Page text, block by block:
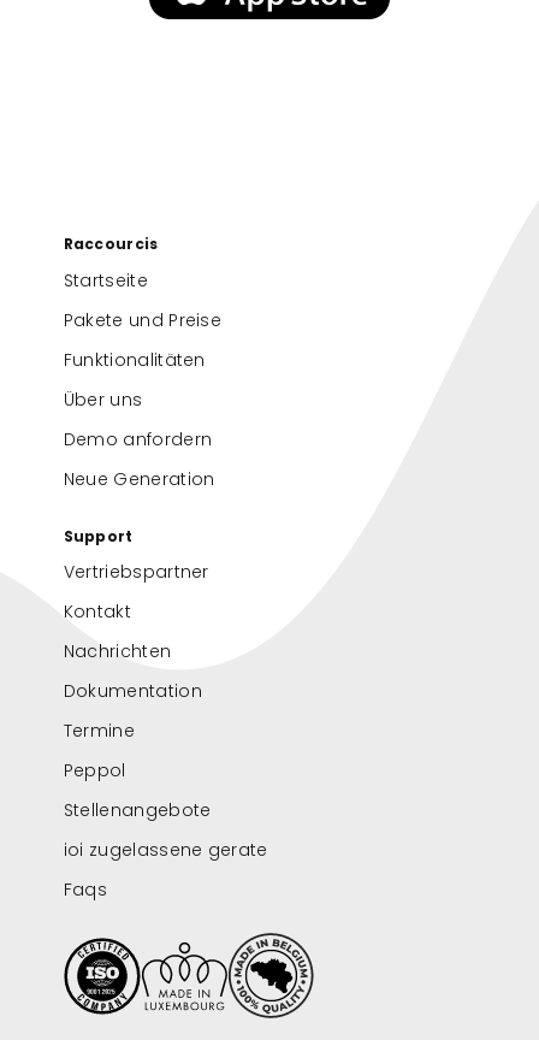
Raccourcis
Startseite
Pakete und Preise
Funktionalitäten
Über uns
Demo anfordern
Neue Generation
Support
Vertriebspartner
Kontakt
Nachrichten
Dokumentation
Termine
Peppol
Stellenangebote
ioi zugelassene gerate
Faqs